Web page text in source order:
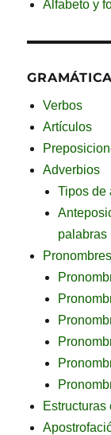
Alfabeto y
Verbos
Artículos
Adverbios
Tipos de
palabras
Pronombres